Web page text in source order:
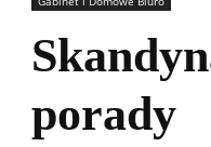
porady